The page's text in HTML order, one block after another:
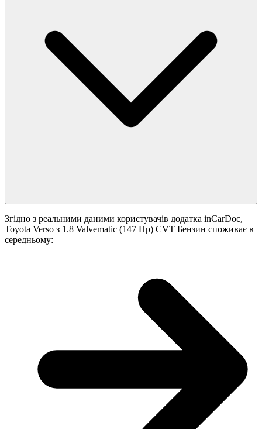
Згідно з реальними даними користувачів додатка inCarDoc,
Toyota Verso з 1.8 Valvematic (147 Hp) CVT Бензин споживає в
середньому: